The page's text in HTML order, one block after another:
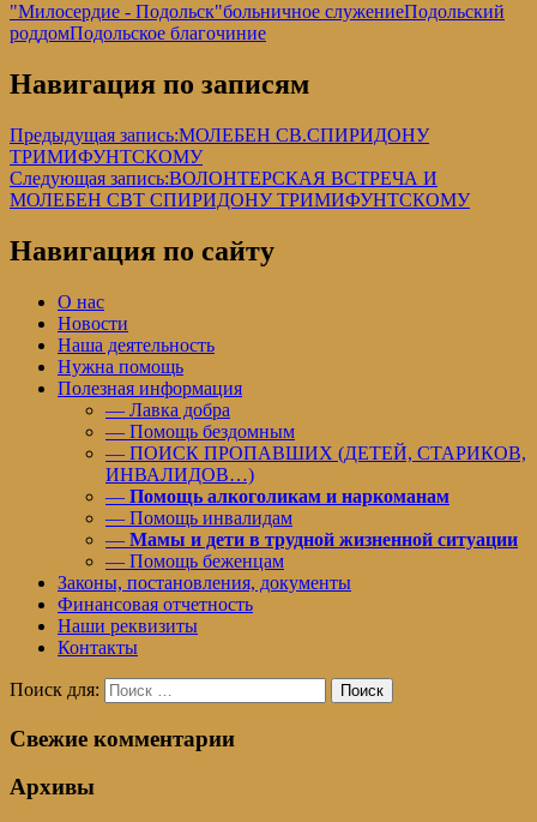
"Милосердие - Подольск"больничное служениеПодольский
роддомПодольское благочиние
Навигация по записям
Предыдущая запись:МОЛЕБЕН СВ.СПИРИДОНУ
ТРИМИФУНТСКОМУ
Следующая запись:ВОЛОНТЕРСКАЯ ВСТРЕЧА И
МОЛЕБЕН СВТ СПИРИДОНУ ТРИМИФУНТСКОМУ
Навигация по сайту
О нас
Новости
Наша деятельность
Нужна помощь
Полезная информация
— Лавка добра
— Помощь бездомным
— ПОИСК ПРОПАВШИХ (ДЕТЕЙ, СТАРИКОВ,
ИНВАЛИДОВ…)
— Помощь алкоголикам и наркоманам
— Помощь инвалидам
— Мамы и дети в трудной жизненной ситуации
— Помощь беженцам
Законы, постановления, документы
Финансовая отчетность
Наши реквизиты
Контакты
Поиск для: Поиск
Свежие комментарии
Архивы